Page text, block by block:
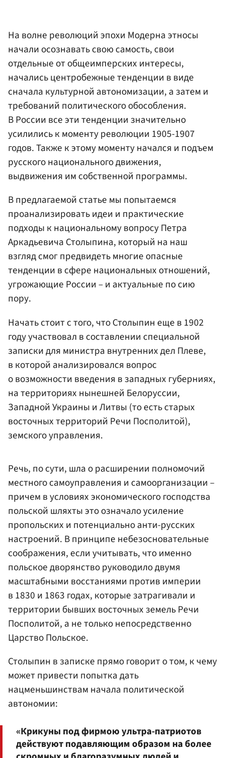
На волне революций эпохи Модерна этносы
начали осознавать свою самость, свои
отдельные от общеимперских интересы,
начались центробежные тенденции в виде
сначала культурной автономизации, а затем и
требований политического обособления.
В России все эти тенденции значительно
усилились к моменту революции 1905-1907
годов. Также к этому моменту начался и подъем
русского национального движения,
выдвижения им собственной программы.
В предлагаемой статье мы попытаемся
проанализировать идеи и практические
подходы к национальному вопросу Петра
Аркадьевича Столыпина, который на наш
взгляд смог предвидеть многие опасные
тенденции в сфере национальных отношений,
угрожающие России – и актуальные по сию
пору.
Начать стоит с того, что Столыпин еще в 1902
году участвовал в составлении специальной
записки для министра внутренних дел Плеве,
в которой анализировался вопрос
о возможности введения в западных губерниях,
на территориях нынешней Белоруссии,
Западной Украины и Литвы (то есть старых
восточных территорий Речи Посполитой),
земского управления.
Речь, по сути, шла о расширении полномочий
местного самоуправления и самоорганизации –
причем в условиях экономического господства
польской шляхты это означало усиление
пропольских и потенциально анти-русских
настроений. В принципе небезосновательные
соображения, если учитывать, что именно
польское дворянство руководило двумя
масштабными восстаниями против империи
в 1830 и 1863 годах, которые затрагивали и
территории бывших восточных земель Речи
Посполитой, а не только непосредственно
Царство Польское.
Столыпин в записке прямо говорит о том, к чему
может привести попытка дать
нацменьшинствам начала политической
автономии:
«Крикуны под фирмою ультра-патриотов
действуют подавляющим образом на более